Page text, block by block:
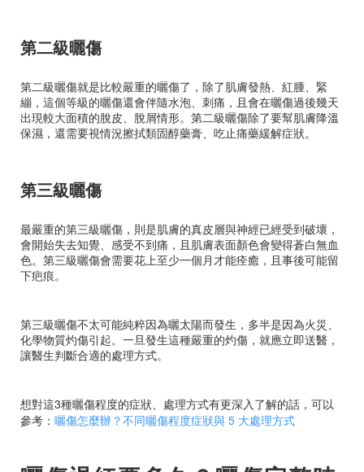
第二級曬傷
第二級曬傷就是比較嚴重的曬傷了，除了肌膚發熱、紅腫、緊
繃，這個等級的曬傷還會伴隨水泡、刺痛，且會在曬傷過後幾天
出現較大面積的脫皮、脫屑情形。第二級曬傷除了要幫肌膚降溫
保濕，還需要視情況擦拭類固醇藥膏、吃止痛藥緩解症狀。
第三級曬傷
最嚴重的第三級曬傷，則是肌膚的真皮層與神經已經受到破壞，
會開始失去知覺、感受不到痛，且肌膚表面顏色會變得蒼白無血
色。第三級曬傷會需要花上至少一個月才能痊癒，且事後可能留
下疤痕。
第三級曬傷不太可能純粹因為曬太陽而發生，多半是因為火災、
化學物質灼傷引起。一旦發生這種嚴重的灼傷，就應立即送醫，
讓醫生判斷合適的處理方式。
想對這3種曬傷程度的症狀、處理方式有更深入了解的話，可以
參考： 曬傷怎麼辦？不同曬傷程度症狀與 5 大處理方式